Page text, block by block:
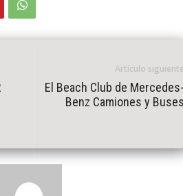
Artículo
El Beach Club de
Benz Camiones y